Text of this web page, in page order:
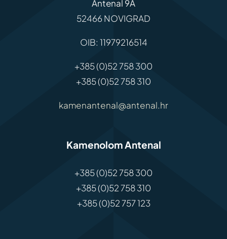
Antenal 9A
52466 NOVIGRAD
OIB: 11979216514
+385 (0)52 758 300
+385 (0)52 758 310
kamenantenal@antenal.hr
Kamenolom Antenal
+385 (0)52 758 300
+385 (0)52 758 310
+385 (0)52 757 123